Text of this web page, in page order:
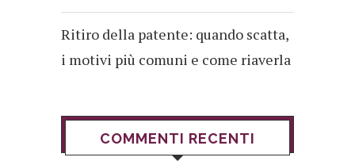
Ritiro della patente: quando scatta,
i motivi più comuni e come riaverla
COMMENTI RECENTI